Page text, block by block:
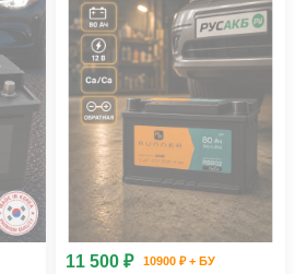
11 500 ₽
10900 ₽ + БУ